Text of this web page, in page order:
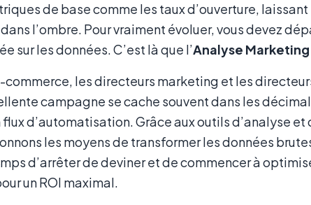
de base comme les taux d’ouverture,
l’ombre. Pour vraiment évoluer, vous devez
sur les données. C’est là que l’Analyse
commerce, les directeurs marketing et les
campagne se cache souvent dans les
flux d’automatisation. Grâce aux outils d’analyse
les moyens de transformer les données
d’arrêter de deviner et de commencer à
un ROI maximal.